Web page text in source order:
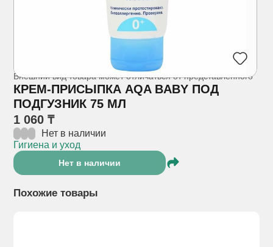
Внешний вид товара может отличаться от представленного
КРЕМ-ПРИСЫПКА AQA BABY ПОД
ПОДГУЗНИК 75 МЛ
1 060 ₸
Нет в наличии
Гигиена и уход
Нет в наличии
Похожие товары